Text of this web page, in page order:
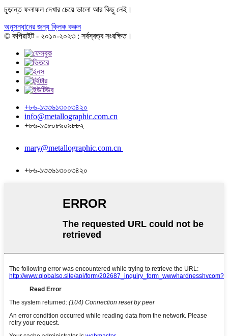
চূড়ান্ত ফলাফল দেখার চেয়ে ভালো আর কিছু নেই।
অনুসন্ধানের জন্য ক্লিক করুন
© কপিরাইট - ২০১০-২০২৩ : সর্বস্বত্ব সংরক্ষিত।
+৮৬-১৩৩৬১৩০০৩৪২০
info@metallographic.com.cn
+৮৬-১৩৮০৮৯০৯৮৮২
mary@metallographic.com.cn
+৮৬-১৩৩৬১৩০০৩৪২০